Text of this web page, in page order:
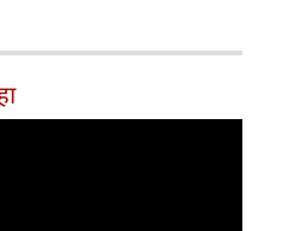
आणि सात्विक जीवनशैलीचे
करतात.